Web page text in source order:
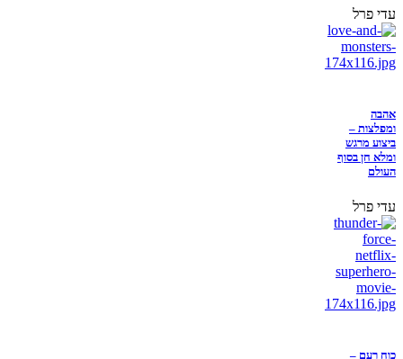
עדי פרל
אהבה
ומפלצות –
ביצוע מרגש
ומלא חן בסוף
העולם
עדי פרל
כוח רעם –